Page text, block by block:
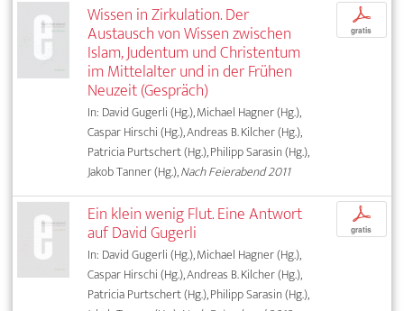
Wissen in Zirkulation. Der
Austausch von Wissen zwischen
Islam, Judentum und Christentum
im Mittelalter und in der Frühen
Neuzeit (Gespräch)
In: David Gugerli (Hg.), Michael Hagner (Hg.),
Caspar Hirschi (Hg.), Andreas B. Kilcher (Hg.),
Patricia Purtschert (Hg.), Philipp Sarasin (Hg.),
Jakob Tanner (Hg.),Nach Feierabend 2011
p
gratis
Ein klein wenig Flut. Eine Antwort
auf David Gugerli
In: David Gugerli (Hg.), Michael Hagner (Hg.),
Caspar Hirschi (Hg.), Andreas B. Kilcher (Hg.),
Patricia Purtschert (Hg.), Philipp Sarasin (Hg.),
p
gratis